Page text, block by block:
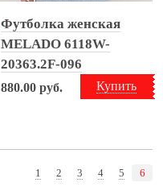
Футболка женская
MELADO 6118W-
20363.2F-096
Купить
880.00 руб.
1 2 3 4 5 6